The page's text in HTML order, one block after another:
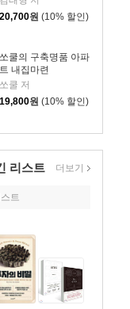
20,700원 (10% 할인)
쏘쿨의 구축명품 아파
트 내집마련
쏘쿨 저
19,800원 (10% 할인)
리스트 더보기
트